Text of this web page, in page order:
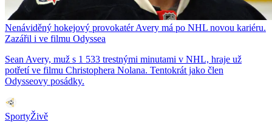
Nenáviděný hokejový provokatér Avery má po NHL novou kariéru.
Zazářil i ve filmu Odyssea
Sean Avery, muž s 1 533 trestnými minutami v NHL, hraje už
potřetí ve filmu Christophera Nolana. Tentokrát jako člen
Odysseovy posádky.
SportyŽivě